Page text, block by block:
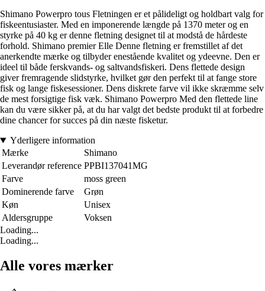
Shimano Powerpro tous Fletningen er et pålideligt og holdbart valg for
fiskeentusiaster. Med en imponerende længde på 1370 meter og en
styrke på 40 kg er denne fletning designet til at modstå de hårdeste
forhold. Shimano premier Elle Denne fletning er fremstillet af det
anerkendte mærke og tilbyder enestående kvalitet og ydeevne. Den er
ideel til både ferskvands- og saltvandsfiskeri. Dens flettede design
giver fremragende slidstyrke, hvilket gør den perfekt til at fange store
fisk og lange fiskesessioner. Dens diskrete farve vil ikke skræmme selv
de mest forsigtige fisk væk. Shimano Powerpro Med den flettede line
kan du være sikker på, at du har valgt det bedste produkt til at forbedre
dine chancer for succes på din næste fisketur.
Yderligere information
Mærke
Shimano
Leverandør reference PPBI137041MG
Farve
moss green
Dominerende farve
Grøn
Køn
Unisex
Aldersgruppe
Voksen
Loading...
Loading...
Alle vores mærker